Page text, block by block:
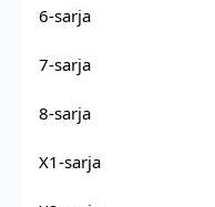
6-sarja
7-sarja
8-sarja
X1-sarja